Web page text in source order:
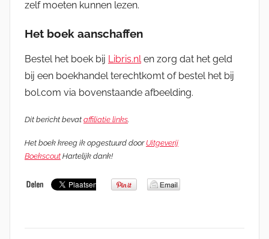
zelf moeten kunnen lezen.
Het boek aanschaffen
Bestel het boek bij Libris.nlen zorg dat het geld
bij een boekhandel terechtkomt of bestel het bij
bol.com via bovenstaande afbeelding.
Dit bericht bevat affiliatie links.
Het boek kreeg ik opgestuurd door Uitgeverij
Boekscout Hartelijk dank!